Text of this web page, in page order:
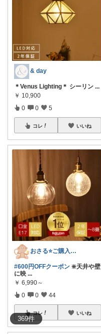
369件
& day
＊Venus Lighting＊ シーリン ...
￥ 10,900
0 0 5
コレ いいね
おさる⭐ご購入感謝🐹
#600円OFFクーポン ❇️天井や壁
に映 ...
￥ 6,990～
0 0 44
コレ いいね